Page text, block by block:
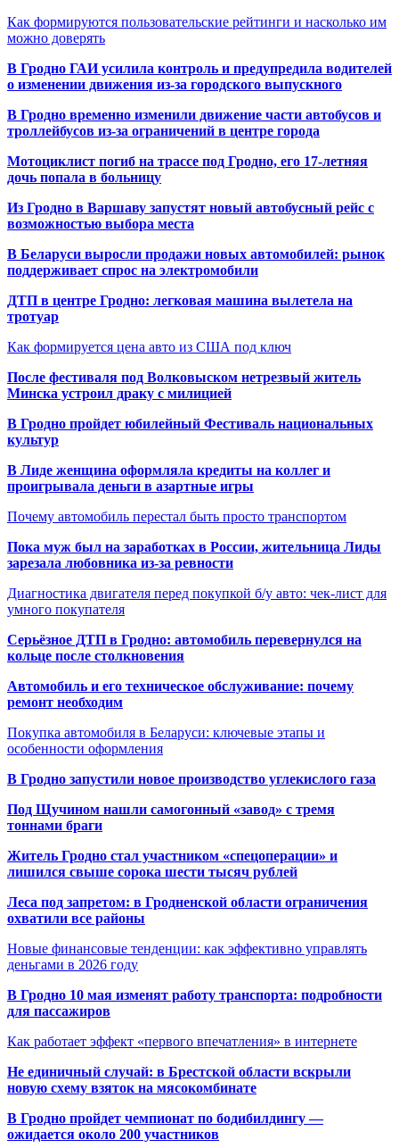
Как формируются пользовательские рейтинги и насколько им
можно доверять
В Гродно ГАИ усилила контроль и предупредила водителей
о изменении движения из-за городского выпускного
В Гродно временно изменили движение части автобусов и
троллейбусов из-за ограничений в центре города
Мотоциклист погиб на трассе под Гродно, его 17-летняя
дочь попала в больницу
Из Гродно в Варшаву запустят новый автобусный рейс с
возможностью выбора места
В Беларуси выросли продажи новых автомобилей: рынок
поддерживает спрос на электромобили
ДТП в центре Гродно: легковая машина вылетела на
тротуар
Как формируется цена авто из США под ключ
После фестиваля под Волковыском нетрезвый житель
Минска устроил драку с милицией
В Гродно пройдет юбилейный Фестиваль национальных
культур
В Лиде женщина оформляла кредиты на коллег и
проигрывала деньги в азартные игры
Почему автомобиль перестал быть просто транспортом
Пока муж был на заработках в России, жительница Лиды
зарезала любовника из-за ревности
Диагностика двигателя перед покупкой б/у авто: чек-лист для
умного покупателя
Серьёзное ДТП в Гродно: автомобиль перевернулся на
кольце после столкновения
Автомобиль и его техническое обслуживание: почему
ремонт необходим
Покупка автомобиля в Беларуси: ключевые этапы и
особенности оформления
В Гродно запустили новое производство углекислого газа
Под Щучином нашли самогонный «завод» с тремя
тоннами браги
Житель Гродно стал участником «спецоперации» и
лишился свыше сорока шести тысяч рублей
Леса под запретом: в Гродненской области ограничения
охватили все районы
Новые финансовые тенденции: как эффективно управлять
деньгами в 2026 году
В Гродно 10 мая изменят работу транспорта: подробности
для пассажиров
Как работает эффект «первого впечатления» в интернете
Не единичный случай: в Брестской области вскрыли
новую схему взяток на мясокомбинате
В Гродно пройдет чемпионат по бодибилдингу —
ожидается около 200 участников